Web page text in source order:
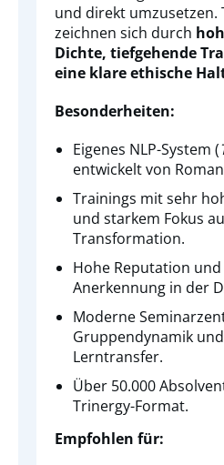
und direkt umzusetzen.
zeichnen sich durch
Dichte, tiefgehende
eine klare ethische
Besonderheiten:
Eigenes NLP-System (
entwickelt von
Trainings mit sehr
und starkem Fokus
Transformation.
Hohe Reputation
Anerkennung in der
Moderne
Gruppendynamik
Lerntransfer.
Über 50.000
Trinergy-Format.
Empfohlen für: